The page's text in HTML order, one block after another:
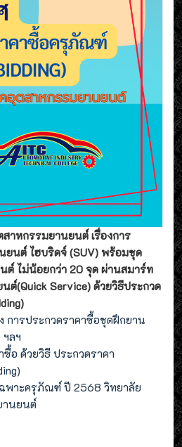
าหกรรมยานยนต์ เรื่องการ
ยนต์ ไฮบริดจ์ (SUV) พร้อมชุด
ต์ ไม่น้อยกว่า 20 จุด ผ่านสมาร์ท
ต์(Quick Service) ด้วยวิธีประกวด
การประกวดราคาซื้อชุดฝึกยาน
ลฯ
ซื้อ ด้วยวิธี ประกวดราคา
พาะครุภัณฑ์ ปี 2568 วิทยาลัย
านยนต์